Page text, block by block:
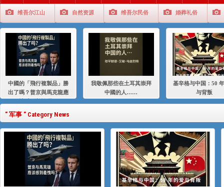
大一统情结使魏京生失去理智 / 伊利夏提
伊利夏提：在自责与内疚中的挣扎
伊利夏提：消失在集中营的红衣女孩
伊利夏提：满目苍夷2020，难见彼岸2021
维吾尔江山 自然资源 维吾尔民俗 婚葬礼俗
中國的「飛行複製品」勝
出了嗎？普京與馬克龍應
我敬佩那些在土耳其崇拜
中國的人……
基辛格与中国：50
与背叛
" 军事 " Category News